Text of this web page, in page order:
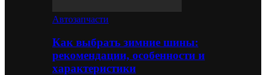
Автозапчасти
Как выбрать зимние шины:
рекомендации, особенности и
характеристики